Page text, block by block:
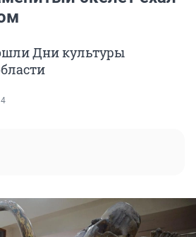
Дни культуры